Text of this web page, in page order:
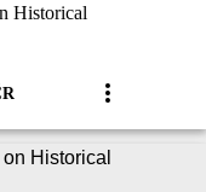
Historical